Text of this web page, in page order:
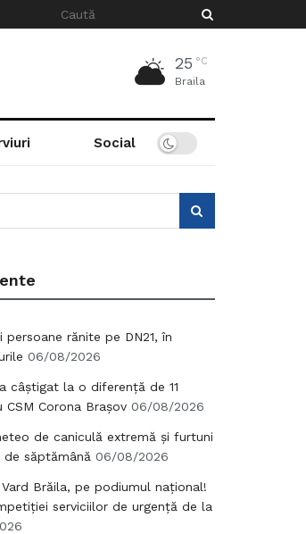
25 °C
Braila
Social
rănite pe DN21, în
06/08/2026
câștigat la o diferență de 11
Corona Brașov 06/08/2026
de caniculă extremă și furtuni
săptămână 06/08/2026
Brăila, pe podiumul național!
serviciilor de urgență de la